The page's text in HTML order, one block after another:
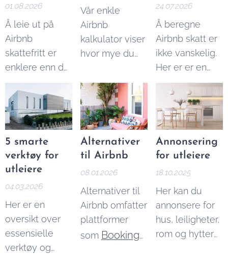
og vi kommer
tilbake til deg
innen kort tid.
01.08.2026
Å leie ut på
Airbnb
skattefritt er
enklere enn du
tror. I denne
artikkelen
forklarer vi
beløpsgrensene
og reglene du
må kjenne til.
Vår enkle
Airbnb
kalkulator viser
hvor mye du
Airbnb utleie
per år.
24.07.2026
Å beregne
Airbnb skatt er
ikke vanskelig.
Her er er en
enkel guide til
å beregne
Airbnb skatt, og
du kan også
bruke vår
Airbnb skatt
kalkulator
nøyaktig hvor
mye du skal
betale.
5 smarte
verktøy for
utleiere
04.03.2026
Her er en
oversikt over
essensielle
verktøy og
Alternativer
til Airbnb
08.01.2026
Alternativer til
Airbnb omfatter
plattformer
som Booking
Annonsering
for utleiere
18.10.2025
Her kan du
annonsere for
hus, leiligheter,
rom og hytter